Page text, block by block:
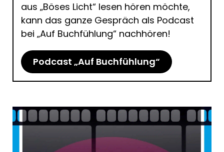
aus „Böses Licht“ lesen hören möchte,
kann das ganze Gespräch als Podcast
bei „Auf Buchfühlung“ nachhören!
Podcast „Auf Buchfühlung“